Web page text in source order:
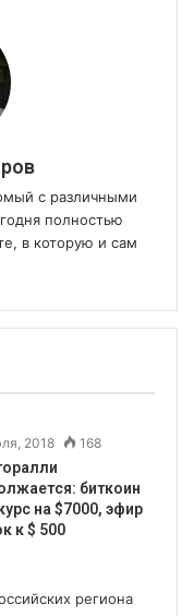
с различными
полностью
в которую и сам
2018 168
биткоин
на $7000, эфир
к $ 500